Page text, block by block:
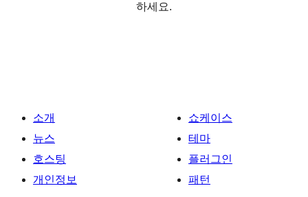
하세요.
소개
뉴스
호스팅
개인정보
쇼케이스
테마
플러그인
패턴